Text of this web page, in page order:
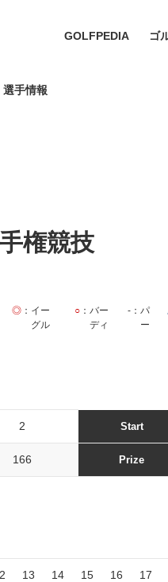
GOLFPEDIA ゴ
選手情報
権競技
◎：イー
グル
○：バー
ディ
- ：パ
ー
2 Start
166 Prize
13 14 15 16 17